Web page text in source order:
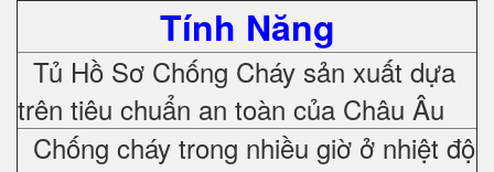
Tính Năng
Tủ Hồ Sơ Chống Cháy sản xuất dựa
trên tiêu chuẩn an toàn của Châu Âu
Chống cháy trong nhiều giờ ở nhiệt độ